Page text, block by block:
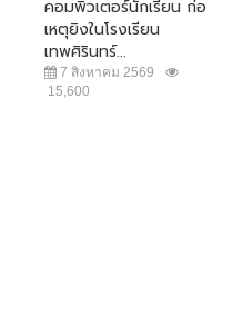
คอมพิวเตอร์นักเรียน ก่อ
เหตุยิงในโรงเรียน
เทพศิรินทร์...
7 สิงหาคม 2569
15,600